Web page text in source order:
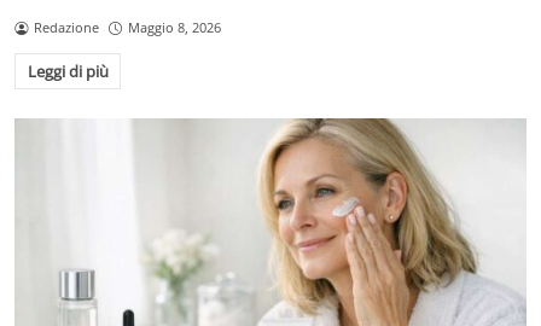
Redazione Maggio 8, 2026
Leggi di più